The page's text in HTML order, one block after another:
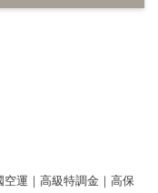
運｜高級特調金｜高保